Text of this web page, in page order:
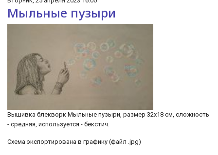
Мыльные пузыри
Вышивка блекворк Мыльные пузыри, размер 32х18 см, сложность
- средняя, используется - бекстич.
Схема экспортирована в графику (файл .jpg)